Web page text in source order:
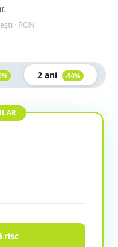
· RON
2 ani -50%
risc